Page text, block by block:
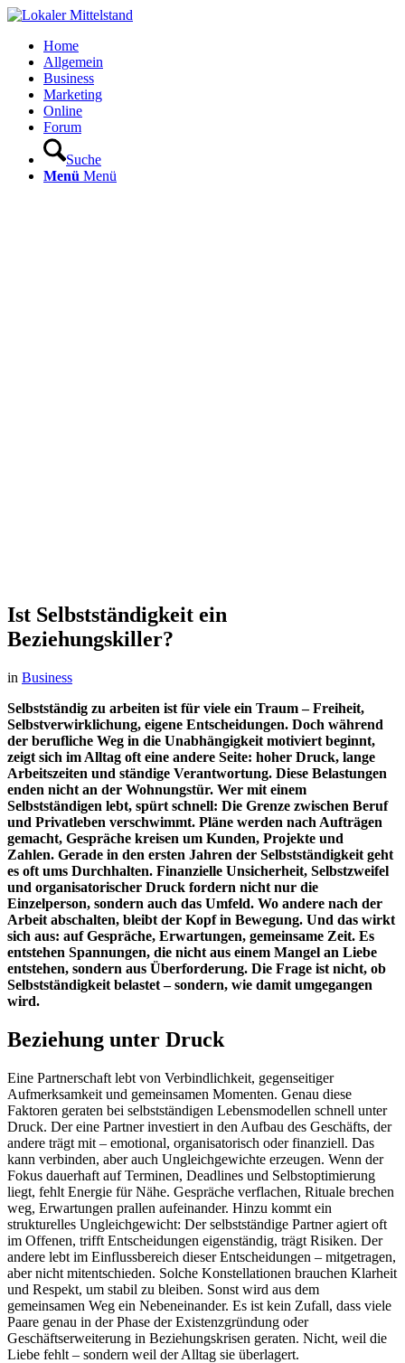
Home
Allgemein
Business
Marketing
Online
Forum
Suche
Menü Menü
Ist Selbstständigkeit ein
Beziehungskiller?
in Business
Selbstständig zu arbeiten ist für viele ein Traum – Freiheit,
Selbstverwirklichung, eigene Entscheidungen. Doch während
der berufliche Weg in die Unabhängigkeit motiviert beginnt,
zeigt sich im Alltag oft eine andere Seite: hoher Druck, lange
Arbeitszeiten und ständige Verantwortung. Diese Belastungen
enden nicht an der Wohnungstür. Wer mit einem
Selbstständigen lebt, spürt schnell: Die Grenze zwischen Beruf
und Privatleben verschwimmt. Pläne werden nach Aufträgen
gemacht, Gespräche kreisen um Kunden, Projekte und
Zahlen. Gerade in den ersten Jahren der Selbstständigkeit geht
es oft ums Durchhalten. Finanzielle Unsicherheit, Selbstzweifel
und organisatorischer Druck fordern nicht nur die
Einzelperson, sondern auch das Umfeld. Wo andere nach der
Arbeit abschalten, bleibt der Kopf in Bewegung. Und das wirkt
sich aus: auf Gespräche, Erwartungen, gemeinsame Zeit. Es
entstehen Spannungen, die nicht aus einem Mangel an Liebe
entstehen, sondern aus Überforderung. Die Frage ist nicht, ob
Selbstständigkeit belastet – sondern, wie damit umgegangen
wird.
Beziehung unter Druck
Eine Partnerschaft lebt von Verbindlichkeit, gegenseitiger
Aufmerksamkeit und gemeinsamen Momenten. Genau diese
Faktoren geraten bei selbstständigen Lebensmodellen schnell unter
Druck. Der eine Partner investiert in den Aufbau des Geschäfts, der
andere trägt mit – emotional, organisatorisch oder finanziell. Das
kann verbinden, aber auch Ungleichgewichte erzeugen. Wenn der
Fokus dauerhaft auf Terminen, Deadlines und Selbstoptimierung
liegt, fehlt Energie für Nähe. Gespräche verflachen, Rituale brechen
weg, Erwartungen prallen aufeinander. Hinzu kommt ein
strukturelles Ungleichgewicht: Der selbstständige Partner agiert oft
im Offenen, trifft Entscheidungen eigenständig, trägt Risiken. Der
andere lebt im Einflussbereich dieser Entscheidungen – mitgetragen,
aber nicht mitentschieden. Solche Konstellationen brauchen Klarheit
und Respekt, um stabil zu bleiben. Sonst wird aus dem
gemeinsamen Weg ein Nebeneinander. Es ist kein Zufall, dass viele
Paare genau in der Phase der Existenzgründung oder
Geschäftserweiterung in Beziehungskrisen geraten. Nicht, weil die
Liebe fehlt – sondern weil der Alltag sie überlagert.